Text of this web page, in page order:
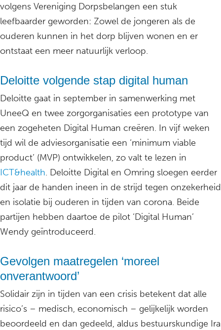
volgens Vereniging Dorpsbelangen een stuk
leefbaarder geworden: Zowel de jongeren als de
ouderen kunnen in het dorp blijven wonen en er
ontstaat een meer natuurlijk verloop.
Deloitte volgende stap digital human
Deloitte gaat in september in samenwerking met
UneeQ en twee zorgorganisaties een prototype van
een zogeheten Digital Human creëren. In vijf weken
tijd wil de adviesorganisatie een ‘minimum viable
product’ (MVP) ontwikkelen, zo valt te lezen in
ICT&health. Deloitte Digital en Omring sloegen eerder
dit jaar de handen ineen in de strijd tegen onzekerheid
en isolatie bij ouderen in tijden van corona. Beide
partijen hebben daartoe de pilot ‘Digital Human’
Wendy geïntroduceerd.
Gevolgen maatregelen ‘moreel
onverantwoord’
Solidair zijn in tijden van een crisis betekent dat alle
risico’s – medisch, economisch – gelijkelijk worden
beoordeeld en dan gedeeld, aldus bestuurskundige Ira